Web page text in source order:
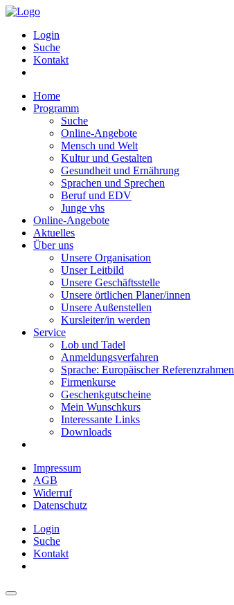
Login
Suche
Kontakt
Home
Programm
Suche
Online-Angebote
Mensch und Welt
Kultur und Gestalten
Gesundheit und Ernährung
Sprachen und Sprechen
Beruf und EDV
Junge vhs
Online-Angebote
Aktuelles
Über uns
Unsere Organisation
Unser Leitbild
Unsere Geschäftsstelle
Unsere örtlichen Planer/innen
Unsere Außenstellen
Kursleiter/in werden
Service
Lob und Tadel
Anmeldungsverfahren
Sprache: Europäischer Referenzrahmen
Firmenkurse
Geschenkgutscheine
Mein Wunschkurs
Interessante Links
Downloads
Impressum
AGB
Widerruf
Datenschutz
Login
Suche
Kontakt